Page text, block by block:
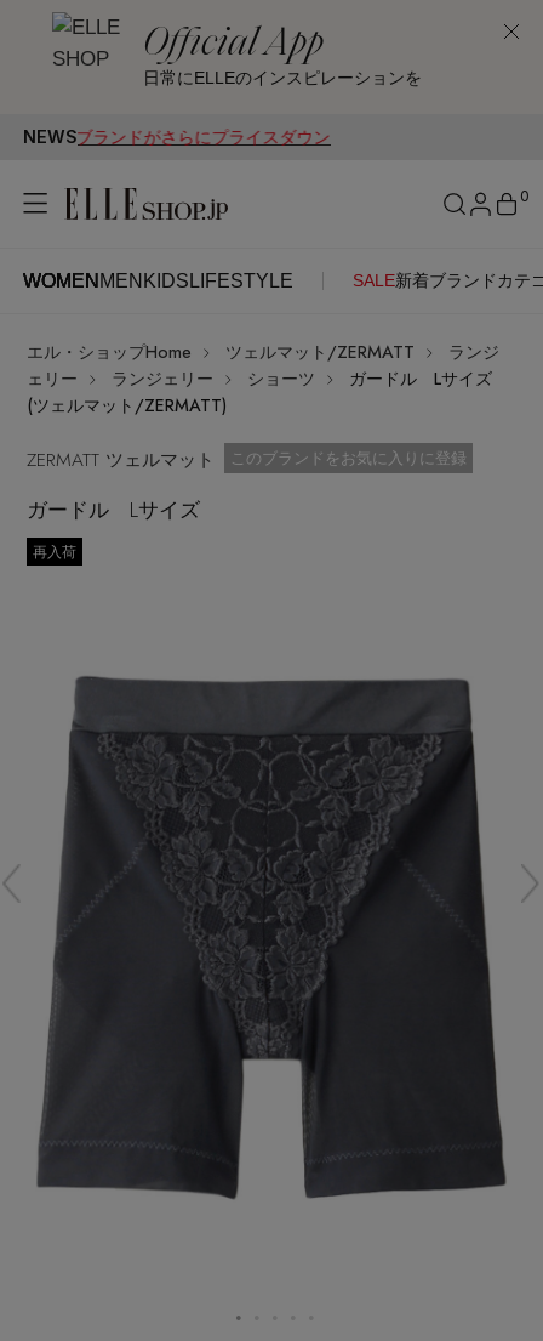
Official App
日常にELLEのインスピレーションを
NEWS
ドがさらにプライスダウン
WOMEN MEN KIDS LIFESTYLE SALE新着ブランド カテ
0
WOMENMENKIDSLIFESTYLE
ITEMS
新着アイテム
再入荷アイテム
ブランド
最旬！トレンドワード
【雨の日】急な雨対策グッズ
【Tシャツ】デイリーに活躍
【サンダル】ビーサンの季節！
【ワンピース】猛暑日はこれ！
【レース】上品な透け感
アイテム一覧
CATEGORY
ウェア
ログイン
最新トレンドや限定アイテム、セール情報を
いち早くお届けします。
ご登録はこちら
SUPPORT
カスタマーサポート
エル・ショップについて
SEE RESULTS
エル・ショップHome ツェルマット/ZERMATT
ランジ
ェリー
ランジェリー ショーツ
ガードル Lサイズ
(ツェルマット/ZERMATT)
ZERMATT ツェルマット お気に入り済
このブランドをお気に入りに登録
ガードル Lサイズ
再入荷